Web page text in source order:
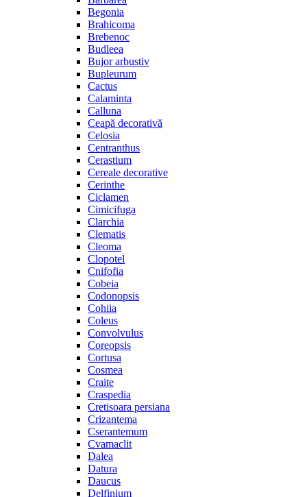
Begonia
Brahicoma
Brebenoc
Budleea
Bujor arbustiv
Bupleurum
Cactus
Calaminta
Calluna
Ceapă decorativă
Celosia
Centranthus
Cerastium
Cereale decorative
Cerinthe
Ciclamen
Cimicifuga
Clarchia
Clematis
Cleoma
Clopotel
Cnifofia
Cobeia
Codonopsis
Cohiia
Coleus
Convolvulus
Coreopsis
Cortusa
Cosmea
Craite
Craspedia
Cretisoara persiana
Crizantema
Cserantemum
Cvamaclit
Dalea
Datura
Daucus
Delfinium